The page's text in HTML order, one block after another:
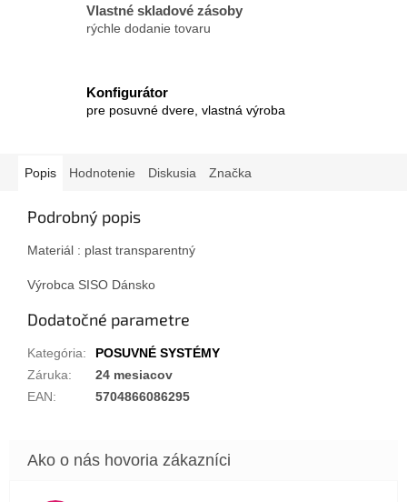
Vlastné skladové zásoby
rýchle dodanie tovaru
Konfigurátor
pre posuvné dvere, vlastná výroba
Popis Hodnotenie Diskusia Značka
Podrobný popis
Materiál : plast transparentný
Výrobca SISO Dánsko
Dodatočné parametre
Kategória:
POSUVNÉ SYSTÉMY
Záruka:
24 mesiacov
EAN: 5704866086295